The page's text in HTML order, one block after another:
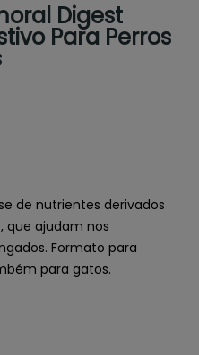
Digest
Para Perros
de nutrientes derivados
que ajudam nos
Formato para
para gatos.